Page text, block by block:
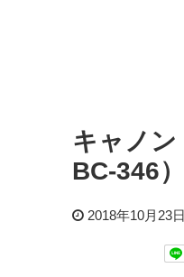
キャノン
BC-346
2018年10月23日